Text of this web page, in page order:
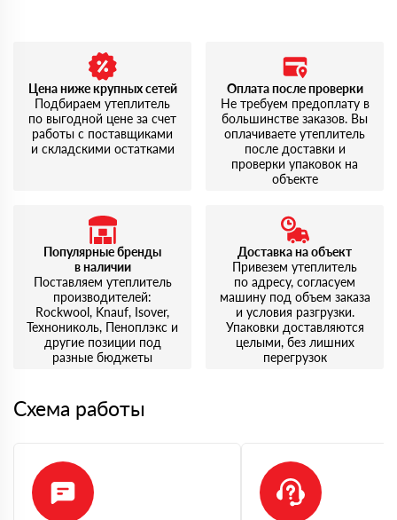
Цена ниже крупных сетей
Подбираем утеплитель
по выгодной цене за счет
работы с поставщиками
и складскими остатками
Оплата после проверки
Не требуем предоплату в
большинстве заказов. Вы
оплачиваете утеплитель
после доставки и
проверки упаковок на
объекте
Популярные бренды
в наличии
Поставляем утеплитель
производителей:
Rockwool, Knauf, Isover,
Технониколь, Пеноплэкс и
другие позиции под
разные бюджеты
Доставка на объект
Привезем утеплитель
по адресу, согласуем
машину под объем заказа
и условия разгрузки.
Упаковки доставляются
целыми, без лишних
перегрузок
Схема работы